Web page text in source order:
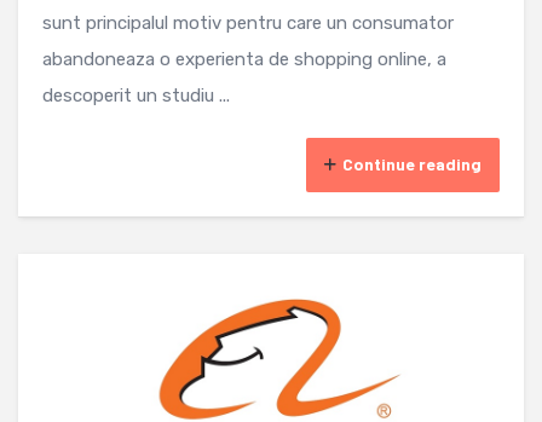
sunt principalul motiv pentru care un consumator
abandoneaza o experienta de shopping online, a
descoperit un studiu ...
Continue reading